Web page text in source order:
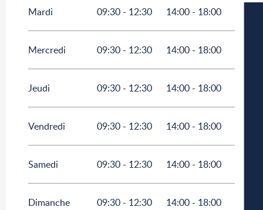
Mardi 09:30 - 12:30 14:00 - 18:00
Mercredi 09:30 - 12:30 14:00 - 18:00
Jeudi 09:30 - 12:30 14:00 - 18:00
Vendredi 09:30 - 12:30 14:00 - 18:00
Samedi 09:30 - 12:30 14:00 - 18:00
Dimanche 09:30 - 12:30 14:00 - 18:00